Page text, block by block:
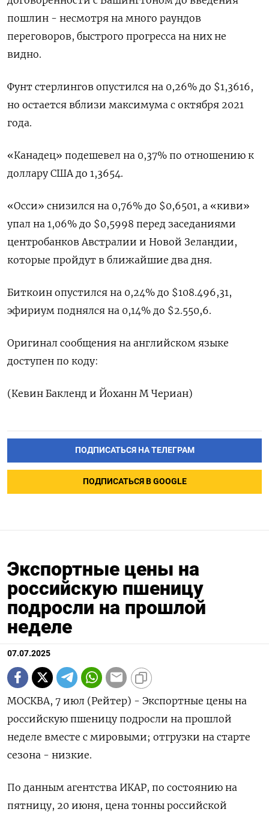
пошлин - несмотря на много раундов
переговоров, быстрого прогресса на них не
видно.
Фунт стерлингов опустился на 0,26% до $1,3616​,
но остается вблизи максимума с октября 2021
года.
«Канадец» подешевел на 0,37% по отношению к
доллару США до 1,3654.
«Осси» снизился на 0,76% до $0,6501​, а «киви»
упал на 1,06% до $0,5998​ перед заседаниями
центробанков Австралии и Новой Зеландии,
которые пройдут в ближайшие два дня.
Биткоин опустился на 0,24% до $108.496,31,
эфириум поднялся на 0,14% до $2.550,6.
Оригинал сообщения на английском языке
доступен по коду:
(Кевин Бакленд и Йоханн М Чериан)
ПОДПИСАТЬСЯ НА ТЕЛЕГРАМ
ПОДПИСАТЬСЯ В GOOGLE
Экспортные цены на
российскую пшеницу
подросли на прошлой
неделе
07.07.2025
МОСКВА, 7 июл (Рейтер) - Экспортные цены на
российскую пшеницу подросли на прошлой
неделе вместе с мировыми; отгрузки на старте
сезона - низкие.
По данным агентства ИКАР, по состоянию на
пятницу, 20 июня, цена тонны российской